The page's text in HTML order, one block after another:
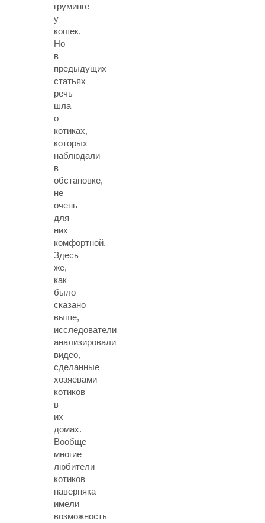
груминге
у
кошек.
Но
в
предыдущих
статьях
речь
шла
о
котиках,
которых
наблюдали
в
обстановке,
не
очень
для
них
комфортной.
Здесь
же,
как
было
сказано
выше,
исследователи
анализировали
видео,
сделанные
хозяевами
котиков
в
их
домах.
Вообще
многие
любители
котиков
наверняка
имели
возможность